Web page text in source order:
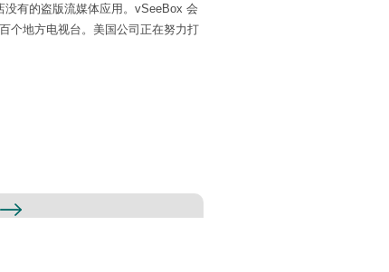
有的盗版流媒体应用。vSeeBox 会
个地方电视台。美国公司正在努力打